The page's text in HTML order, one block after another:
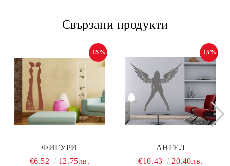
Свързани продукти
ФИГУРИ
-15%
€6.52 12.75лв.
АНГЕЛ
-15%
€10.43 20.40лв.